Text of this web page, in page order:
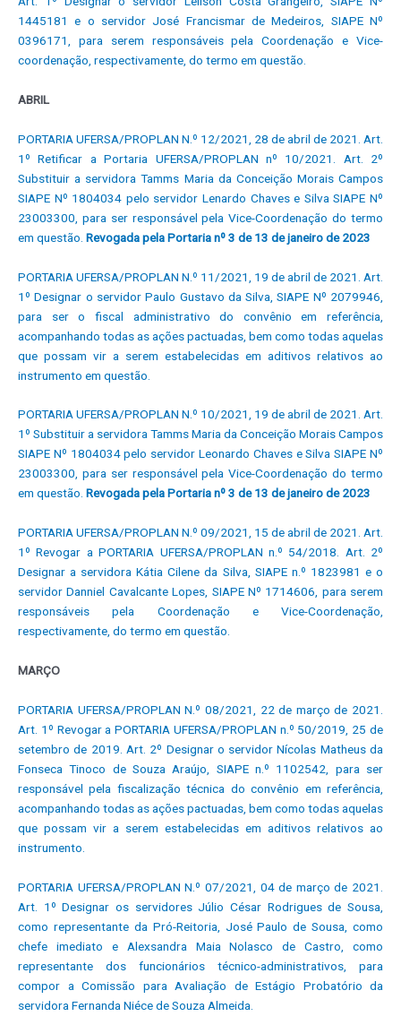
1445181 e o servidor José Francismar de Medeiros, SIAPE Nº
0396171, para serem responsáveis pela Coordenação e Vice-
coordenação, respectivamente, do termo em questão.
ABRIL
PORTARIA UFERSA/PROPLAN N.º 12/2021, 28 de abril de 2021. Art.
1º Retificar a Portaria UFERSA/PROPLAN nº 10/2021. Art. 2º
Substituir a servidora Tamms Maria da Conceição Morais Campos
SIAPE Nº 1804034 pelo servidor Lenardo Chaves e Silva SIAPE Nº
23003300, para ser responsável pela Vice-Coordenação do termo
em questão. Revogada pela Portaria nº 3 de 13 de janeiro de 2023
PORTARIA UFERSA/PROPLAN N.º 11/2021, 19 de abril de 2021. Art.
1º Designar o servidor Paulo Gustavo da Silva, SIAPE Nº 2079946,
para ser o fiscal administrativo do convênio em referência,
acompanhando todas as ações pactuadas, bem como todas aquelas
que possam vir a serem estabelecidas em aditivos relativos ao
instrumento em questão.
PORTARIA UFERSA/PROPLAN N.º 10/2021, 19 de abril de 2021. Art.
1º Substituir a servidora Tamms Maria da Conceição Morais Campos
SIAPE Nº 1804034 pelo servidor Leonardo Chaves e Silva SIAPE Nº
23003300, para ser responsável pela Vice-Coordenação do termo
em questão. Revogada pela Portaria nº 3 de 13 de janeiro de 2023
PORTARIA UFERSA/PROPLAN N.º 09/2021, 15 de abril de 2021. Art.
1º Revogar a PORTARIA UFERSA/PROPLAN n.º 54/2018. Art. 2º
Designar a servidora Kátia Cilene da Silva, SIAPE n.º 1823981 e o
servidor Danniel Cavalcante Lopes, SIAPE Nº 1714606, para serem
responsáveis pela Coordenação e Vice-Coordenação,
respectivamente, do termo em questão.
MARÇO
PORTARIA UFERSA/PROPLAN N.º 08/2021, 22 de março de 2021.
Art. 1º Revogar a PORTARIA UFERSA/PROPLAN n.º 50/2019, 25 de
setembro de 2019. Art. 2º Designar o servidor Nícolas Matheus da
Fonseca Tinoco de Souza Araújo, SIAPE n.º 1102542, para ser
responsável pela fiscalização técnica do convênio em referência,
acompanhando todas as ações pactuadas, bem como todas aquelas
que possam vir a serem estabelecidas em aditivos relativos ao
instrumento.
PORTARIA UFERSA/PROPLAN N.º 07/2021, 04 de março de 2021.
Art. 1º Designar os servidores Júlio César Rodrigues de Sousa,
como representante da Pró-Reitoria, José Paulo de Sousa, como
chefe imediato e Alexsandra Maia Nolasco de Castro, como
representante dos funcionários técnico-administrativos, para
compor a Comissão para Avaliação de Estágio Probatório da
servidora Fernanda Niéce de Souza Almeida.